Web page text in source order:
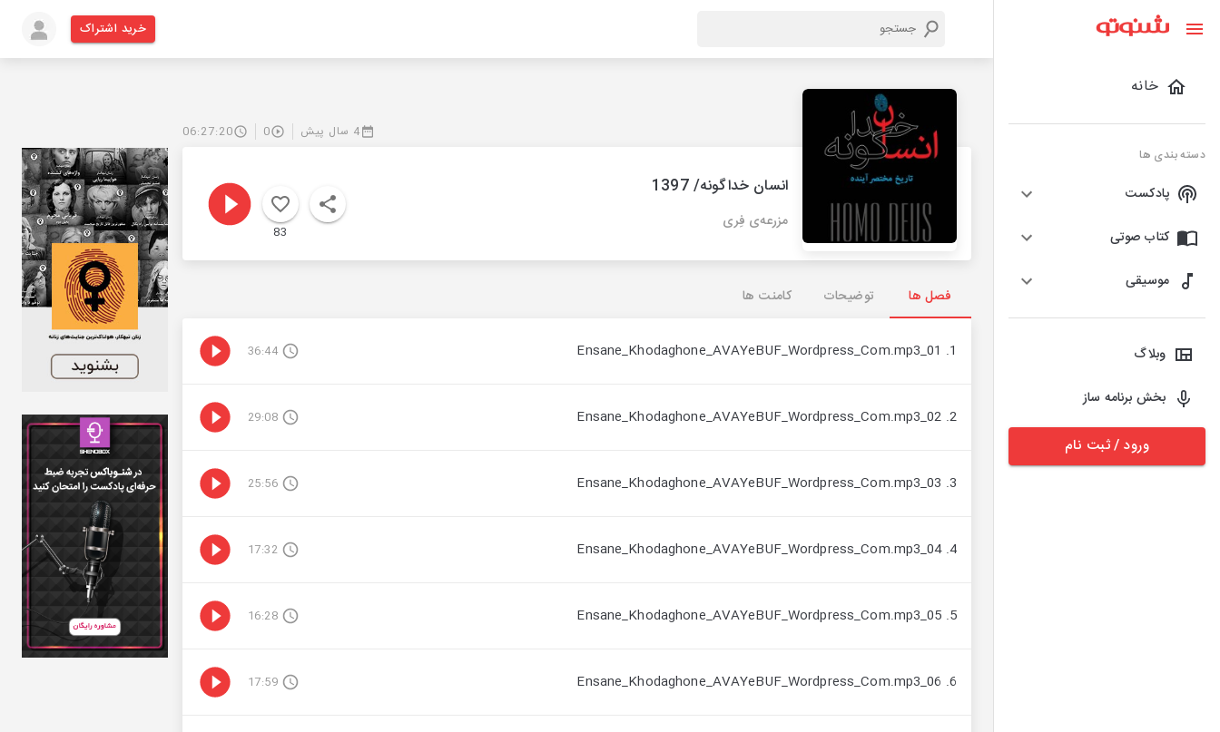
خانه
دسته بندی ها
پادکست
کتاب صوتی
موسیقی
وبلاگ
بخش برنامه ساز
ورود / ثبت نام
خرید اشتراک
4 سال پیش 0
06:27:20
انسان خداگونه/ 1397
مزرعه‌ی فِری
83
فصل ها توضیحات کامنت ها
1. 01_Ensane_Khodaghone_AVAYeBUF_Wordpress_Com.mp3
36:44
2. 02_Ensane_Khodaghone_AVAYeBUF_Wordpress_Com.mp3
29:08
3. 03_Ensane_Khodaghone_AVAYeBUF_Wordpress_Com.mp3
25:56
4. 04_Ensane_Khodaghone_AVAYeBUF_Wordpress_Com.mp3
17:32
5. 05_Ensane_Khodaghone_AVAYeBUF_Wordpress_Com.mp3
16:28
6. 06_Ensane_Khodaghone_AVAYeBUF_Wordpress_Com.mp3
17:59